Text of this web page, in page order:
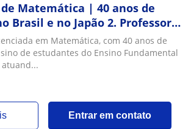
Matemática | 40 anos de
Brasil e no Japão 2. Professora
Matemática
em Matemática, com 40 anos de
de estudantes do Ensino Fundamental
atuand...
Entrar em contato